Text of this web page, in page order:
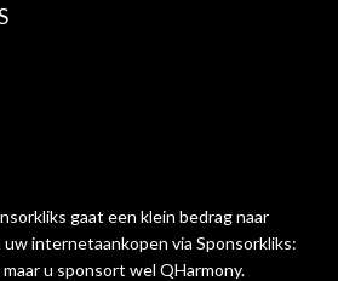
gaat een klein bedrag naar
uw internetaankopen via Sponsorkliks:
u sponsort wel QHarmony.